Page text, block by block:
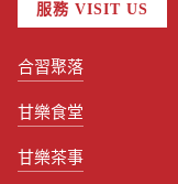
服務 VISIT US
合習聚落
甘樂食堂
甘樂茶事